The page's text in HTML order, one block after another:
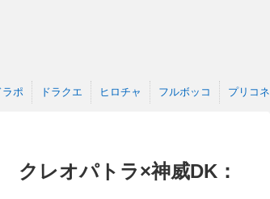
ラポ ドラクエ ヒロチャ フルボッコ プリコネ
クレオパトラ×神威DK：